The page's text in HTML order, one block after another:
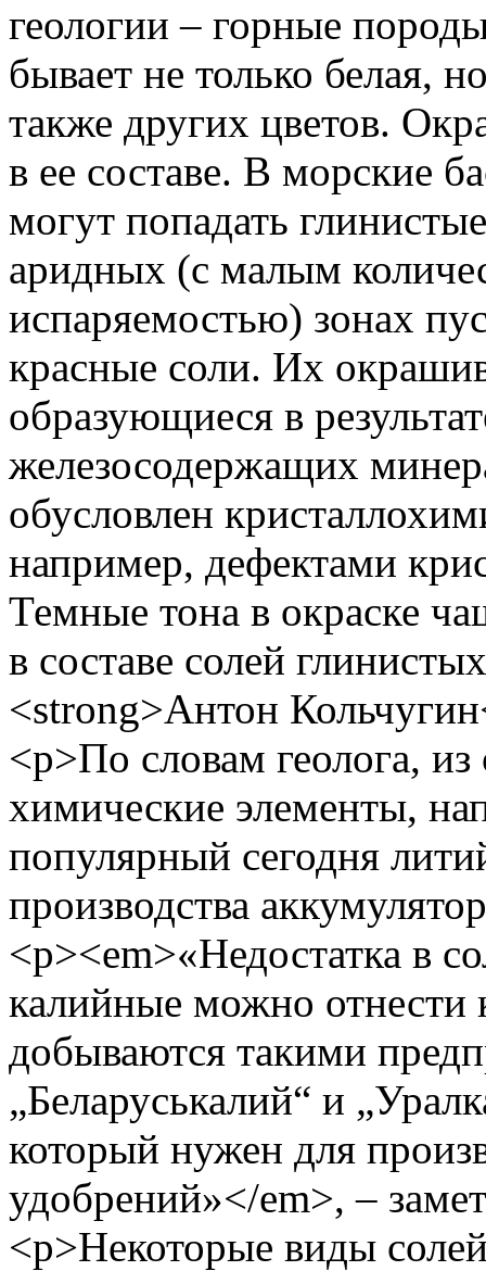
геологии – горные
бывает не только белая,
также других цветов.
в ее составе. В морские
могут попадать
аридных (с малым
испаряемостью) зонах
красные соли. Их
образующиеся в
железосодержащих
обусловлен
например, дефектами
Темные тона в окраске
в составе солей
<strong>Антон
<p>По словам геолога,
химические элементы,
популярный сегодня
производства
<p><em>«Недостатка в
калийные можно
добываются такими
„Беларуськалий“ и
который нужен для
удобрений»</em>, –
<p>Некоторые виды